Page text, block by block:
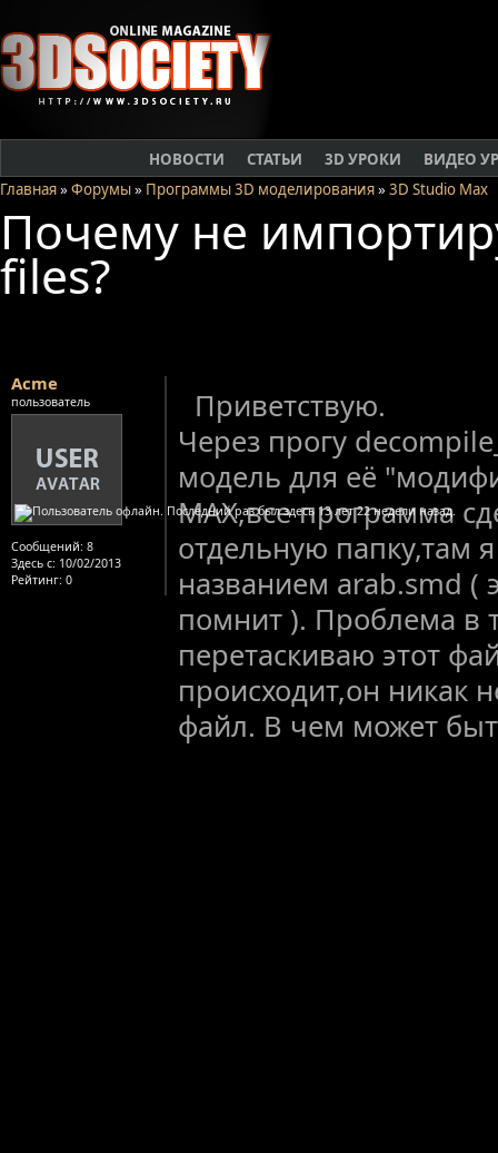
НОВОСТИ СТАТЬИ 3D УРОКИ
ВИДЕО
Главная» Форумы» Программы 3D моделирования» 3D Studio Max
Почему не
files?
Acme
пользователь
Сообщений: 8
Здесь с: 10/02/2013
Рейтинг: 0
Приветствую.
Через прогу
модель для её
MAX,все программа
отдельную папку,там
названием arab.smd (
помнит ). Проблема в
перетаскиваю этот
происходит,он никак
файл. В чем может